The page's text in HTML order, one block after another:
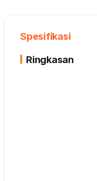
Spesifikasi
Ringkasan